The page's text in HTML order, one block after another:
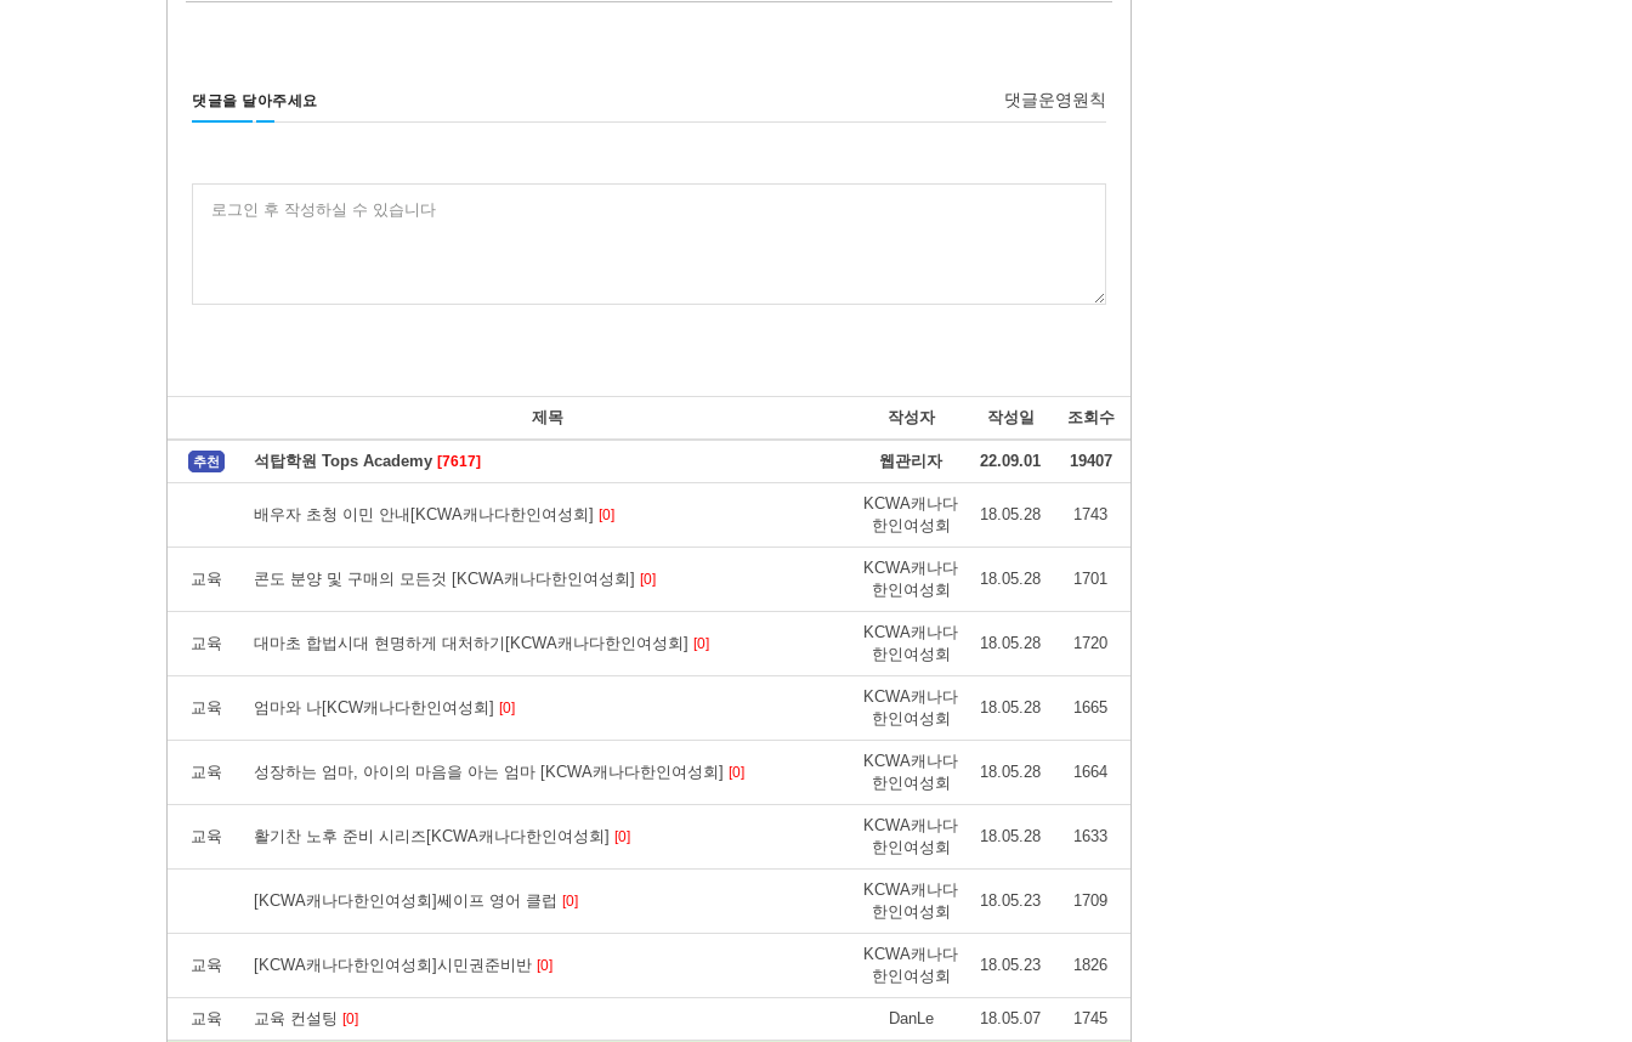
댓글을 달아주세요 댓글운영원칙
로그인 후 작성하실 수 있습니다
제목 작성자 작성일 조회수
추천 석탑학원 Tops Academy [7617] 웹관리자 22.09.01 19407
배우자 초청 이민 안내[KCWA캐나다한인여성회] [0]
KCWA캐나다
한인여성회
18.05.28 1743
교육 콘도 분양 및 구매의 모든것 [KCWA캐나다한인여성회] [0]
KCWA캐나다
한인여성회
18.05.28 1701
교육 대마초 합법시대 현명하게 대처하기[KCWA캐나다한인여성회] [0]
KCWA캐나다
한인여성회
18.05.28 1720
교육 엄마와 나[KCW캐나다한인여성회] [0]
KCWA캐나다
한인여성회
18.05.28 1665
교육 성장하는 엄마, 아이의 마음을 아는 엄마 [KCWA캐나다한인여성회] [0]
KCWA캐나다
한인여성회
18.05.28 1664
교육 활기찬 노후 준비 시리즈[KCWA캐나다한인여성회] [0]
KCWA캐나다
한인여성회
18.05.28 1633
[KCWA캐나다한인여성회]쎄이프 영어 클럽 [0]
KCWA캐나다
한인여성회
18.05.23 1709
교육 [KCWA캐나다한인여성회]시민권준비반 [0]
KCWA캐나다
한인여성회
18.05.23 1826
교육 교육 컨설팅 [0] DanLe 18.05.07 1745